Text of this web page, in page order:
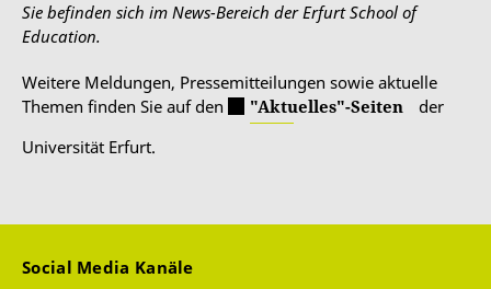
Sie befinden sich im News-Bereich der Erfurt School of
Education.
Weitere Meldungen, Pressemitteilungen sowie aktuelle
Themen finden Sie auf den
"Aktuelles"-Seiten
der
Universität Erfurt.
Social Media Kanäle